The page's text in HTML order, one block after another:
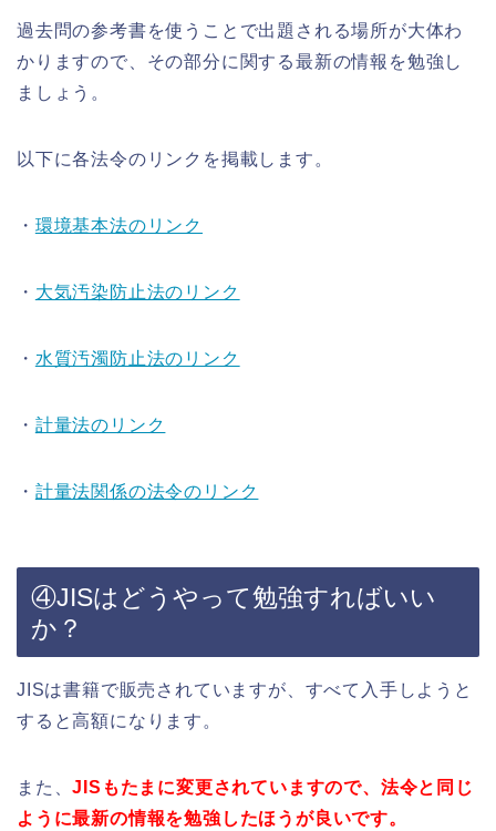
過去問の参考書を使うことで出題される場所が大体わ
かりますので、その部分に関する最新の情報を勉強し
ましょう。
以下に各法令のリンクを掲載します。
・ 環境基本法のリンク
・ 大気汚染防止法のリンク
・ 水質汚濁防止法のリンク
・ 計量法のリンク
・ 計量法関係の法令のリンク
④JISはどうやって勉強すればいい
か？
JISは書籍で販売されていますが、すべて入手しようと
すると高額になります。
また、JISもたまに変更されていますので、法令と同じ
ように最新の情報を勉強したほうが良いです。